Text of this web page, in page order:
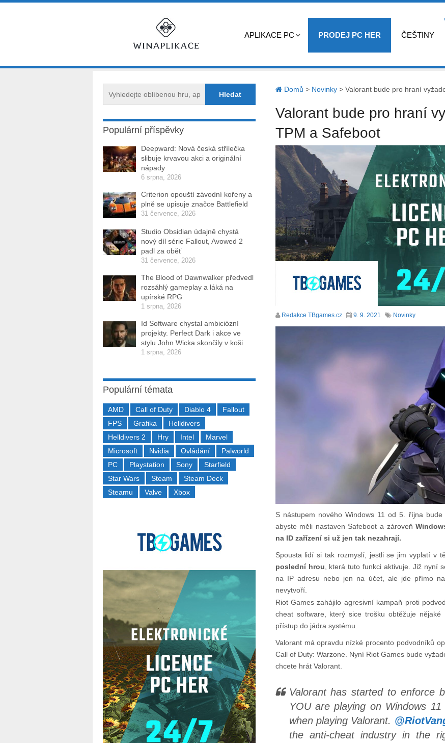
APLIKACE PC PRODEJ PC HER ČEŠTINY
Domů > Novinky> Valorant bude pro hraní
Valorant bude pro hraní
TPM a Safeboot
Redakce TBgames.cz 9. 9. 2021 Novinky
S nástupem nového Windows 11 od 5. října
abyste měli nastaven Safeboot a zároveň
na ID zařízení si už jen tak nezahrají.
Spousta lidí si tak rozmyslí, jestli se jim vyplatí v
poslední hrou, která tuto funkci aktivuje. Již nyní
na IP adresu nebo jen na účet, ale jde přímo
nevytvoří.
Riot Games zahájilo agresivní kampaň proti
cheat software, který sice trošku obtěžuje
přístup do jádra systému.
Valorant má opravdu nízké procento podvodníků
Call of Duty: Warzone. Nyní Riot Games bude
chcete hrát Valorant.
Valorant has started to enforce
YOU are playing on Windows
when playing Valorant.
the anti-cheat industry in the
Populární příspěvky
Deepward: Nová česká střílečka
slibuje krvavou akci a originální
nápady
6 srpna, 2026
Criterion opouští závodní kořeny a
plně se upisuje značce Battlefield
31 července, 2026
Studio Obsidian údajně chystá
nový díl série Fallout, Avowed 2
padl za oběť
31 července, 2026
The Blood of Dawnwalker předvedl
rozsáhlý gameplay a láká na
upírské RPG
1 srpna, 2026
Id Software chystal ambiciózní
projekty. Perfect Dark i akce ve
stylu John Wicka skončily v koši
1 srpna, 2026
Populární témata
AMD Call of Duty Diablo 4
Fallout
FPS
Grafika
Helldivers
Helldivers 2
Hry Intel
Marvel
Microsoft
Nvidia Ovládání
Palworld
PC
Playstation Sony
Starfield
Star Wars
Steam
Steam Deck
Steamu
Valve Xbox